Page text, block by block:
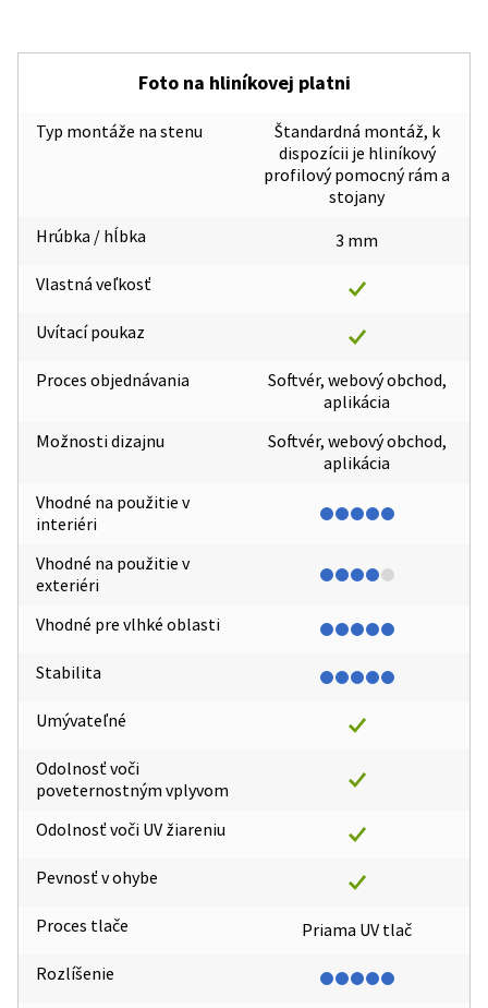
Foto na hliníkovej platni
Typ montáže na stenu
Hrúbka / hĺbka
Vlastná veľkosť
Uvítací poukaz
Proces objednávania
Možnosti dizajnu
Vhodné na použitie v
interiéri
Vhodné na použitie v
exteriéri
Vhodné pre vlhké oblasti
Stabilita
Umývateľné
Odolnosť voči
poveternostným vplyvom
Odolnosť voči UV žiareniu
Pevnosť v ohybe
Proces tlače
Rozlíšenie
Štandardná montáž, k
dispozícii je hliníkový
profilový pomocný rám a
stojany
3 mm
Softvér, webový obchod,
aplikácia
Softvér, webový obchod,
aplikácia
Priama UV tlač